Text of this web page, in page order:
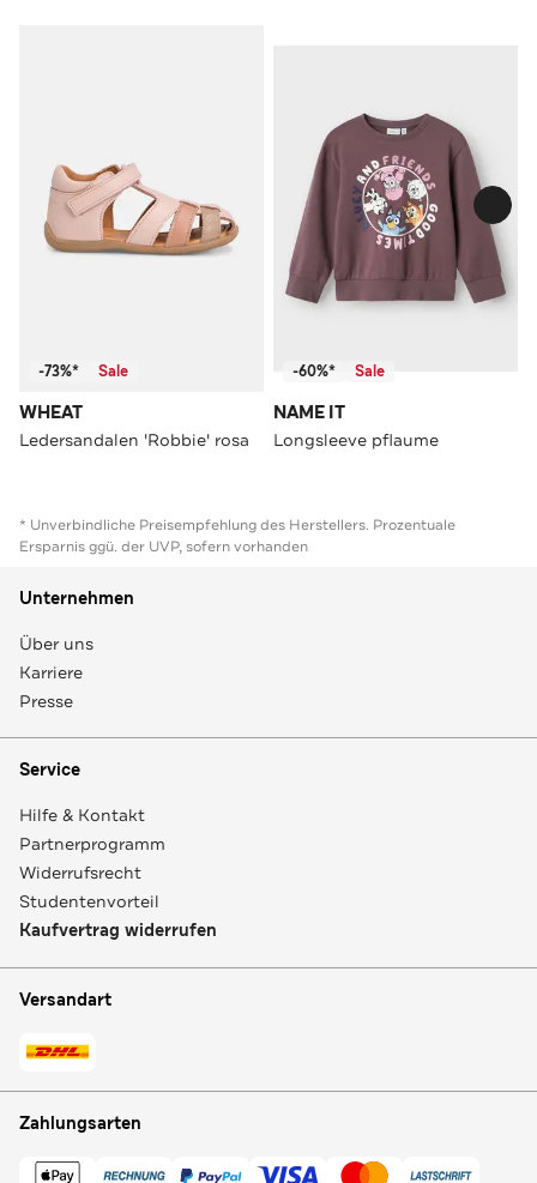
-73%* Sale
WHEAT
Ledersandalen 'Robbie' rosa
-60%* Sale
NAME IT
Longsleeve pflaume
* Unverbindliche Preisempfehlung des Herstellers. Prozentuale
Ersparnis ggü. der UVP, sofern vorhanden
Unternehmen
Über uns
Karriere
Presse
Service
Hilfe & Kontakt
Partnerprogramm
Widerrufsrecht
Studentenvorteil
Kaufvertrag widerrufen
Versandart
Zahlungsarten